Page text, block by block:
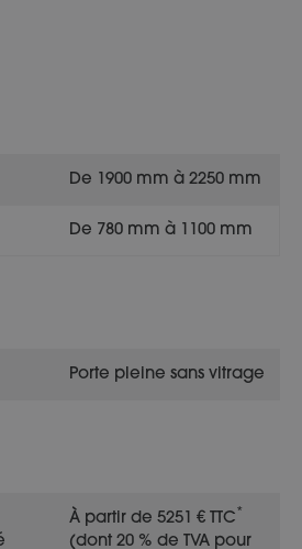
De 1900 mm à 2250 mm
De 780 mm à 1100 mm
Porte pleine sans vitrage
À partir de 5251 € TTC *
(dont 20 % de TVA pour